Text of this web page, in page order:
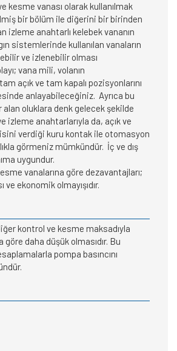
kesme vanası olarak kullanılmak
bir bölüm ile diğerini bir birinden
izleme anahtarlı kelebek vananın
sistemlerinde kullanılan vanaların
ve izlenebilir olması
vana mili, volanın
açık ve tam kapalı pozisyonlarını
anlayabileceğiniz. Ayrıca bu
oluklara denk gelecek şekilde
izleme anahtarlarıyla da, açık ve
verdiği kuru kontak ile otomasyon
görmeniz mümkündür. İç ve dış
uygundur.
vanalarına göre dezavantajları;
ekonomik olmayışıdır.
kontrol ve kesme maksadıyla
göre daha düşük olmasıdır. Bu
pompa basıncını